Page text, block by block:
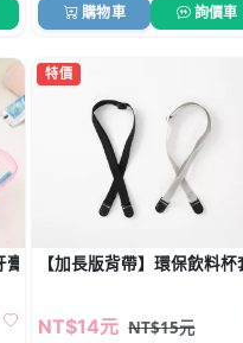
購物車 詢價車
膏收納盒
特價
【加長版背帶】環保飲料
NT$14元 NT$15元